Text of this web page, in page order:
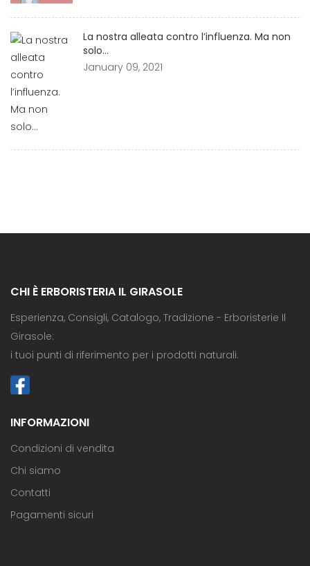
La nostra alleata contro l’influenza. Ma non
solo…
January 09, 2021
CHI È ERBORISTERIA IL GIRASOLE
Esperienza, Consigli, Catalogo, Tradizione - Erboristerie Il
Girasole:
i tuoi punti di riferimento per i prodotti naturali.
INFORMAZIONI
Condizioni di vendita
Chi siamo
Contatti
Pagamenti sicuri